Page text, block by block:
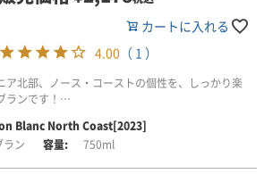
し、濃い色調と豊かな風味を備えた果実が収穫さ
る畑から収穫されています。
・コースト地域でも、特にピノ・ノワール栽培
されています。1997年に、約4haの未開の土地
れました。
ヴァレーを中心に育つブドウは、昼夜の寒暖差が
かし、力強さと洗練さを兼ね備えたキャラクター
ブドウは、メンドシーノ郡レッドウッド・ヴァレ
を追求しています。
カリフォルニア北部に位置するナパ郡、ソラノ
ンドシーノ郡、マリン郡を指し、これらのいず
カートに入れる
4.00 （ 1 ）
ア北部、ノース・コーストの個性を、しっかり楽
ランです！
ト
ー・メロン、レモンライムといった、トロピカ
Blanc North Coast[2023]
ラン
750ml